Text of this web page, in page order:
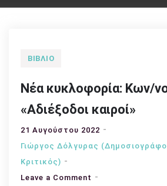
Your e-articles
Εδώ θα διαβάσεις κάτι
ΒΙΒΛΊΟ
Νέα κυκλοφορία: Κων/
«Αδιέξοδοι καιροί»
21 Αυγούστου 2022
Γιώργος Δόλγυρας
Kριτικός)
Leave a Comment on